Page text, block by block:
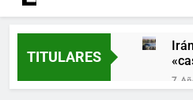
TITULARES
7